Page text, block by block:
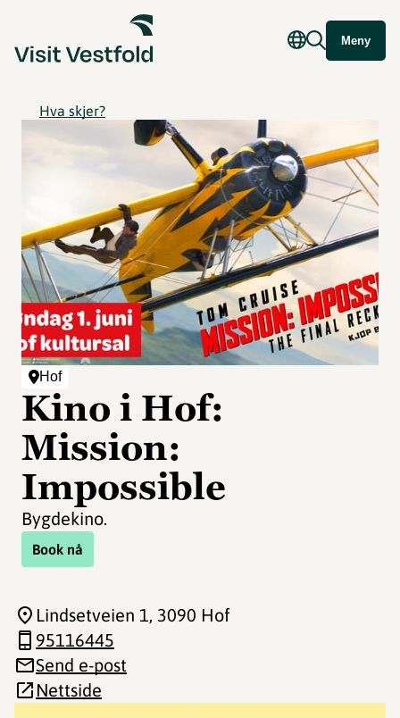
Meny
Hva skjer?
Hof
Kino i Hof:
Mission:
Impossible
Bygdekino.
Book nå
Lindsetveien 1, 3090 Hof
95116445
Send e-post
Nettside